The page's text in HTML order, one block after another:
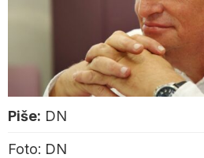
Piše: DN
Foto: DN